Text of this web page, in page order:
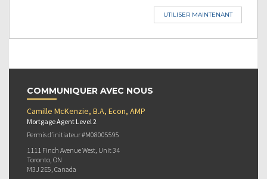
UTILISER MAINTENANT
COMMUNIQUER AVEC NOUS
Camille McKenzie, B.A, Econ, AMP
Mortgage Agent Level 2
Permis d’initiateur #M08005595
1111 Finch Avenue West, Unit 34
Toronto, ON
M3J 2E5, Canada